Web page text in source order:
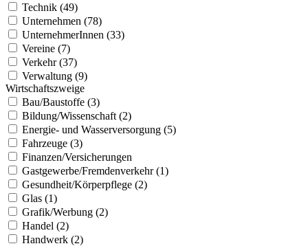
Technik (49)
Unternehmen (78)
UnternehmerInnen (33)
Vereine (7)
Verkehr (37)
Verwaltung (9)
Wirtschaftszweige
Bau/Baustoffe (3)
Bildung/Wissenschaft (2)
Energie- und Wasserversorgung (5)
Fahrzeuge (3)
Finanzen/Versicherungen
Gastgewerbe/Fremdenverkehr (1)
Gesundheit/Körperpflege (2)
Glas (1)
Grafik/Werbung (2)
Handel (2)
Handwerk (2)